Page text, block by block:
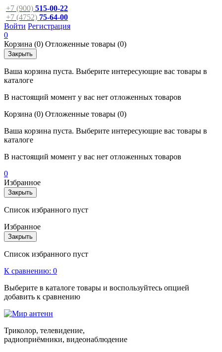
+7 (900) 515-00-22
+7 (4752) 75-64-00
Войти Регистрация
0
Корзина (0) Отложенные товары (0)
Закрыть
Ваша корзина пуста. Выберите интересующие вас товары в
каталоге
В настоящий момент у вас нет отложенных товаров
Корзина (0) Отложенные товары (0)
Ваша корзина пуста. Выберите интересующие вас товары в
каталоге
В настоящий момент у вас нет отложенных товаров
0
Избранное
Закрыть
Список избранного пуст
Избранное
Закрыть
Список избранного пуст
К сравнению: 0
Выберите в каталоге товары и воспользуйтесь опцией
добавить к сравнению
Триколор, телевидение,
радиоприёмники, видеонаблюдение